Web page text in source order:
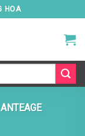
HOA
ANTEAGE